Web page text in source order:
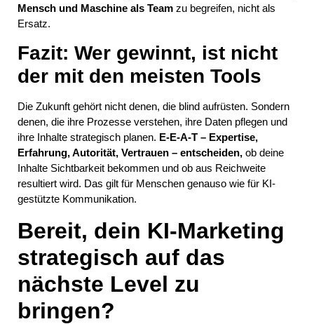
Mensch und Maschine als Team zu begreifen, nicht als
Ersatz.
Fazit: Wer gewinnt, ist nicht
der mit den meisten Tools
Die Zukunft gehört nicht denen, die blind aufrüsten. Sondern
denen, die ihre Prozesse verstehen, ihre Daten pflegen und
ihre Inhalte strategisch planen. E‑E‑A‑T – Expertise,
Erfahrung, Autorität, Vertrauen – entscheiden, ob deine
Inhalte Sichtbarkeit bekommen und ob aus Reichweite
resultiert wird. Das gilt für Menschen genauso wie für KI-
gestützte Kommunikation.
Bereit, dein KI-Marketing
strategisch auf das
nächste Level zu
bringen?